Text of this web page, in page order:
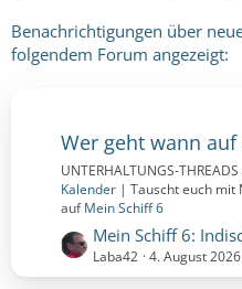
Benachrichtigungen über
folgendem Forum angezeigt:
Wer geht wann
UNTERHALTUNGS-
Kalender | Tauscht euch
aufMein Schiff 6
L
e
t
Mein Schiff 6: Indischer Ozean mit Mauritius | 25 Nächte |
Laba42 4. August